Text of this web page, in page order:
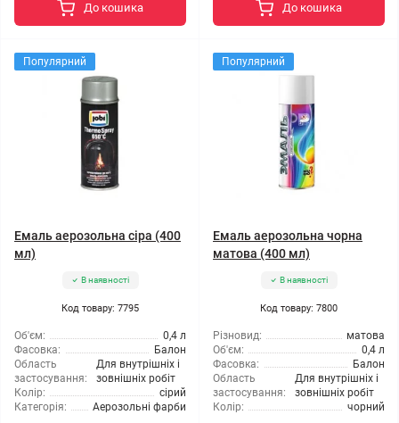
До кошика До кошика
Популярний
Емаль аерозольна сіра (400
мл)
В наявності
Код товару: 7795
Об'єм:
0,4 л
Фасовка:
Балон
Область
застосування:
Для внутрішніх і
зовнішніх робіт
Колір:
сірий
Категорія:
Аерозольні фарби
Популярний
Емаль аерозольна чорна
матова (400 мл)
В наявності
Код товару: 7800
Різновид:
матова
Об'єм:
0,4 л
Фасовка:
Балон
Область
застосування:
Для внутрішніх і
зовнішніх робіт
Колір:
чорний